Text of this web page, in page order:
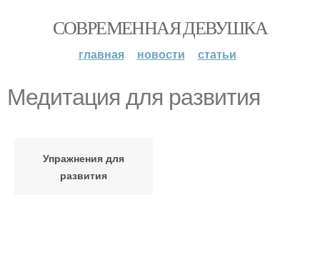
СОВРЕМЕННАЯ ДЕВУШКА
главная новости статьи
Медитация для развития
Упражнения для
развития